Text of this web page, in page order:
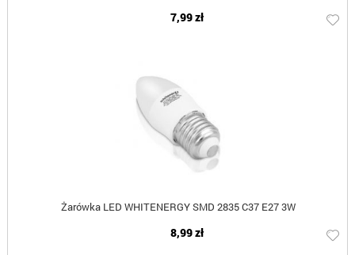
7,99 zł
Żarówka LED WHITENERGY SMD 2835 C37 E27 3W
8,99 zł